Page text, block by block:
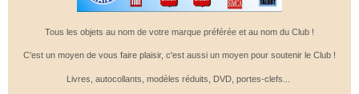
Tous les objets au nom de votre marque préférée et au nom du Club !
C'est un moyen de vous faire plaisir, c'est aussi un moyen pour soutenir le Club !
Livres, autocollants, modèles réduits, DVD, portes-clefs...